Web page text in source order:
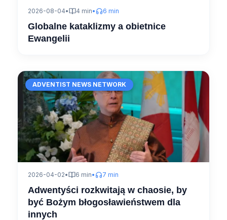
2026-08-04• 4 min• 6 min
Globalne kataklizmy a obietnice
Ewangelii
ADVENTIST NEWS NETWORK
2026-04-02• 6 min• 7 min
Adwentyści rozkwitają w chaosie, by
być Bożym błogosławieństwem dla
innych